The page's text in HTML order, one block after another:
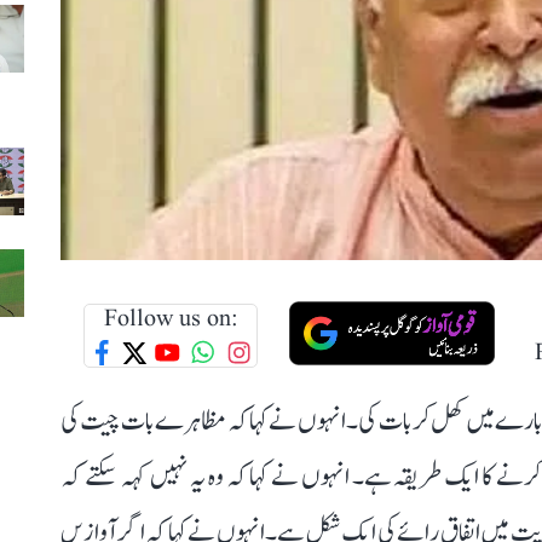
Follow us on:
بارے میں کھل کر بات کی۔ انہوں نے کہا کہ مظاہرے بات چیت کی
کا ایک طریقہ ہے۔ انہوں نے کہا کہ وہ یہ نہیں کہہ سکتے کہ
میں اتفاق رائے کی ایک شکل ہے۔انہو ں نے کہا کہ اگر آوازیں